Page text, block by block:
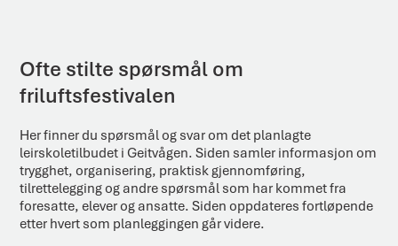
Ofte stilte spørsmål om
friluftsfestivalen
Her finner du spørsmål og svar om det planlagte
leirskoletilbudet i Geitvågen. Siden samler informasjon om
trygghet, organisering, praktisk gjennomføring,
tilrettelegging og andre spørsmål som har kommet fra
foresatte, elever og ansatte. Siden oppdateres fortløpende
etter hvert som planleggingen går videre.